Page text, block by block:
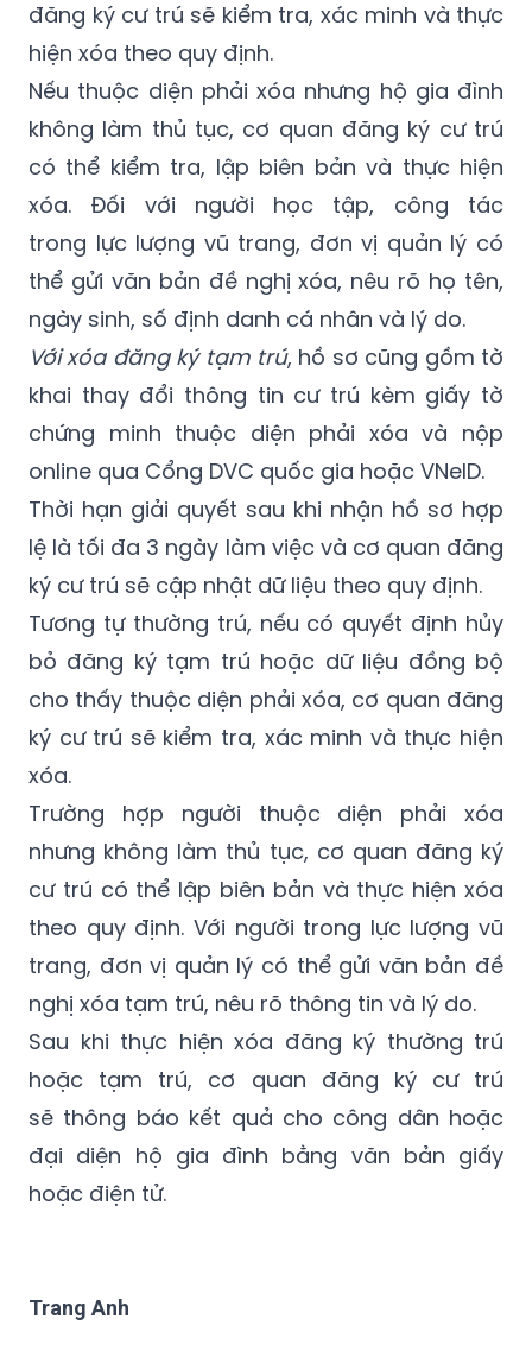
thường trú hoặc cơ quan tiếp nhận thông tin
phản ánh thuộc diện phải xóa, cơ quan
đăng ký cư trú sẽ kiểm tra, xác minh và thực
hiện xóa theo quy định.
Nếu thuộc diện phải xóa nhưng hộ gia đình
không làm thủ tục, cơ quan đăng ký cư trú
có thể kiểm tra, lập biên bản và thực hiện
xóa. Đối với người học tập, công tác
trong lực lượng vũ trang, đơn vị quản lý có
thể gửi văn bản đề nghị xóa, nêu rõ họ tên,
ngày sinh, số định danh cá nhân và lý do.
Với xóa đăng ký tạm trú, hồ sơ cũng gồm tờ
khai thay đổi thông tin cư trú kèm giấy tờ
chứng minh thuộc diện phải xóa và nộp
online qua Cổng DVC quốc gia hoặc VNeID.
Thời hạn giải quyết sau khi nhận hồ sơ hợp
lệ là tối đa 3 ngày làm việc và cơ quan đăng
ký cư trú sẽ cập nhật dữ liệu theo quy định.
Tương tự thường trú, nếu có quyết định hủy
bỏ đăng ký tạm trú hoặc dữ liệu đồng bộ
cho thấy thuộc diện phải xóa, cơ quan đăng
ký cư trú sẽ kiểm tra, xác minh và thực hiện
xóa.
Trường hợp người thuộc diện phải xóa
nhưng không làm thủ tục, cơ quan đăng ký
cư trú có thể lập biên bản và thực hiện xóa
theo quy định. Với người trong lực lượng vũ
trang, đơn vị quản lý có thể gửi văn bản đề
nghị xóa tạm trú, nêu rõ thông tin và lý do.
Sau khi thực hiện xóa đăng ký thường trú
hoặc tạm trú, cơ quan đăng ký cư trú
sẽ thông báo kết quả cho công dân hoặc